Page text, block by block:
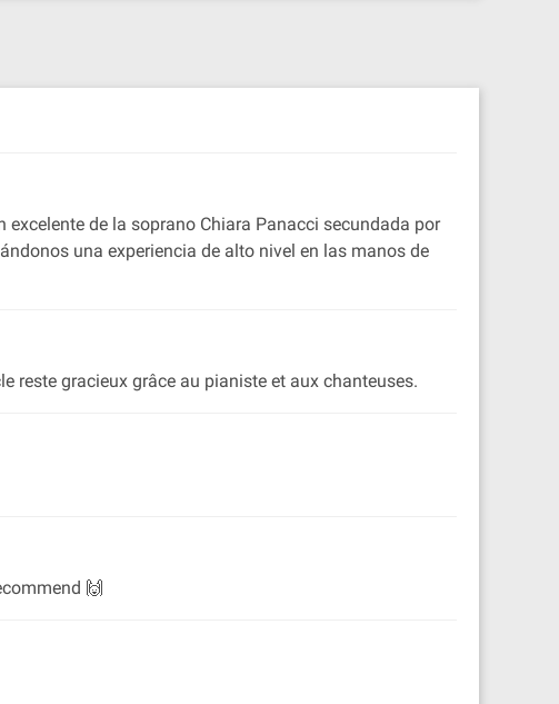
de la soprano Chiara Panacci secundada por
una experiencia de alto nivel en las manos de
reste gracieux grâce au pianiste et aux chanteuses.
🙌